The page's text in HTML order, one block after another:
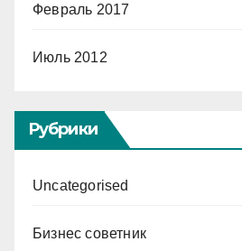
Февраль 2017
Июль 2012
Рубрики
Uncategorised
Бизнес советник